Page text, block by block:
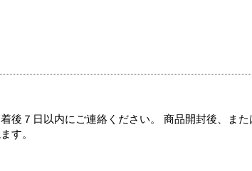
後７日以内にご連絡ください。 商品開封後、ま
す。